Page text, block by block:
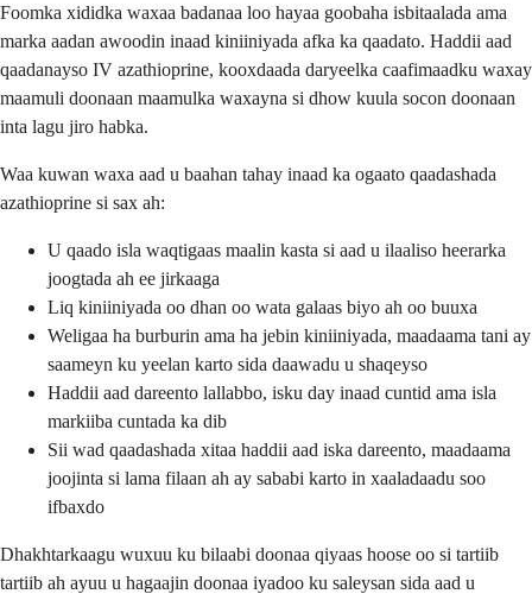
Foomka xididka waxaa badanaa loo hayaa goobaha isbitaalada ama
marka aadan awoodin inaad kiniiniyada afka ka qaadato. Haddii aad
qaadanayso IV azathioprine, kooxdaada daryeelka caafimaadku waxay
maamuli doonaan maamulka waxayna si dhow kuula socon doonaan
inta lagu jiro habka.
Waa kuwan waxa aad u baahan tahay inaad ka ogaato qaadashada
azathioprine si sax ah:
U qaado isla waqtigaas maalin kasta si aad u ilaaliso heerarka
joogtada ah ee jirkaaga
Liq kiniiniyada oo dhan oo wata galaas biyo ah oo buuxa
Weligaa ha burburin ama ha jebin kiniiniyada, maadaama tani ay
saameyn ku yeelan karto sida daawadu u shaqeyso
Haddii aad dareento lallabbo, isku day inaad cuntid ama isla
markiiba cuntada ka dib
Sii wad qaadashada xitaa haddii aad iska dareento, maadaama
joojinta si lama filaan ah ay sababi karto in xaaladaadu soo
ifbaxdo
Dhakhtarkaagu wuxuu ku bilaabi doonaa qiyaas hoose oo si tartiib
tartiib ah ayuu u hagaajin doonaa iyadoo ku saleysan sida aad u